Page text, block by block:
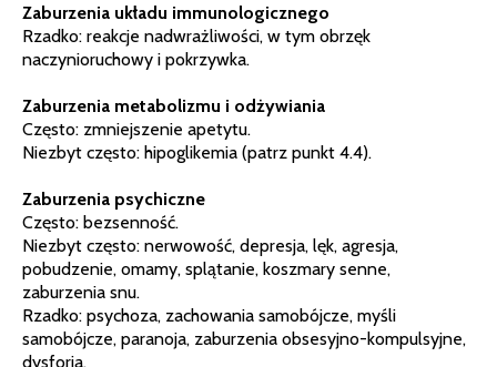
Zaburzenia układu immunologicznego
Rzadko: reakcje nadwrażliwości, w tym obrzęk
naczynioruchowy i pokrzywka.
Zaburzenia metabolizmu i odżywiania
Często: zmniejszenie apetytu.
Niezbyt często: hipoglikemia (patrz punkt 4.4).
Zaburzenia psychiczne
Często: bezsenność.
Niezbyt często: nerwowość, depresja, lęk, agresja,
pobudzenie, omamy, splątanie, koszmary senne,
zaburzenia snu.
Rzadko: psychoza, zachowania samobójcze, myśli
samobójcze, paranoja, zaburzenia obsesyjno-kompulsyjne,
dysforia.